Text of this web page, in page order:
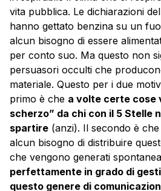
vita pubblica. Le dichiarazioni
hanno gettato benzina su un
alcun bisogno di essere
per conto suo. Ma questo non
persuasori occulti che
materiale. Questo per i due
primo è che a volte certe cose
scherzo” da chi con il 5 Stelle
spartire (anzi). Il secondo è
alcun bisogno di distribuire
che vengono generati
perfettamente in grado di
questo genere di